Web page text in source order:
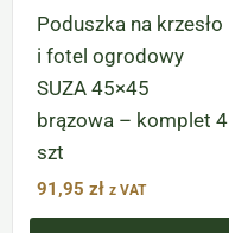
Poduszka na krzesło
i fotel ogrodowy
SUZA 45×45
brązowa – komplet 4
szt
91,95 zł z VAT